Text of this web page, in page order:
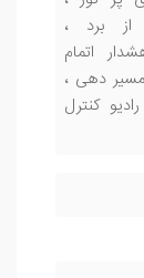
برد ،
اتمام
دهی ،
کنترل